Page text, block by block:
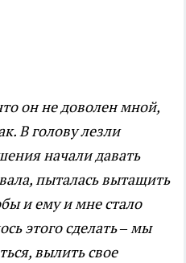
он не доволен мной,
В голову лезли
начали давать
пыталась вытащить
и ему и мне стало
этого сделать – мы
вылить свое